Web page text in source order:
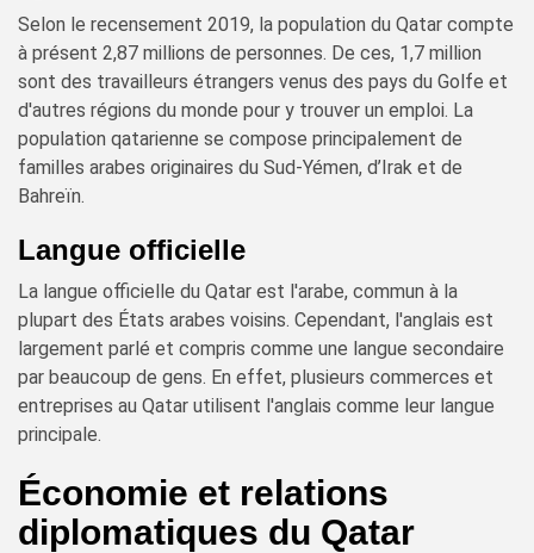
Selon le recensement 2019, la population du Qatar compte
à présent 2,87 millions de personnes. De ces, 1,7 million
sont des travailleurs étrangers venus des pays du Golfe et
d'autres régions du monde pour y trouver un emploi. La
population qatarienne se compose principalement de
familles arabes originaires du Sud-Yémen, d’Irak et de
Bahreïn.
Langue officielle
La langue officielle du Qatar est l'arabe, commun à la
plupart des États arabes voisins. Cependant, l'anglais est
largement parlé et compris comme une langue secondaire
par beaucoup de gens. En effet, plusieurs commerces et
entreprises au Qatar utilisent l'anglais comme leur langue
principale.
Économie et relations
diplomatiques du Qatar